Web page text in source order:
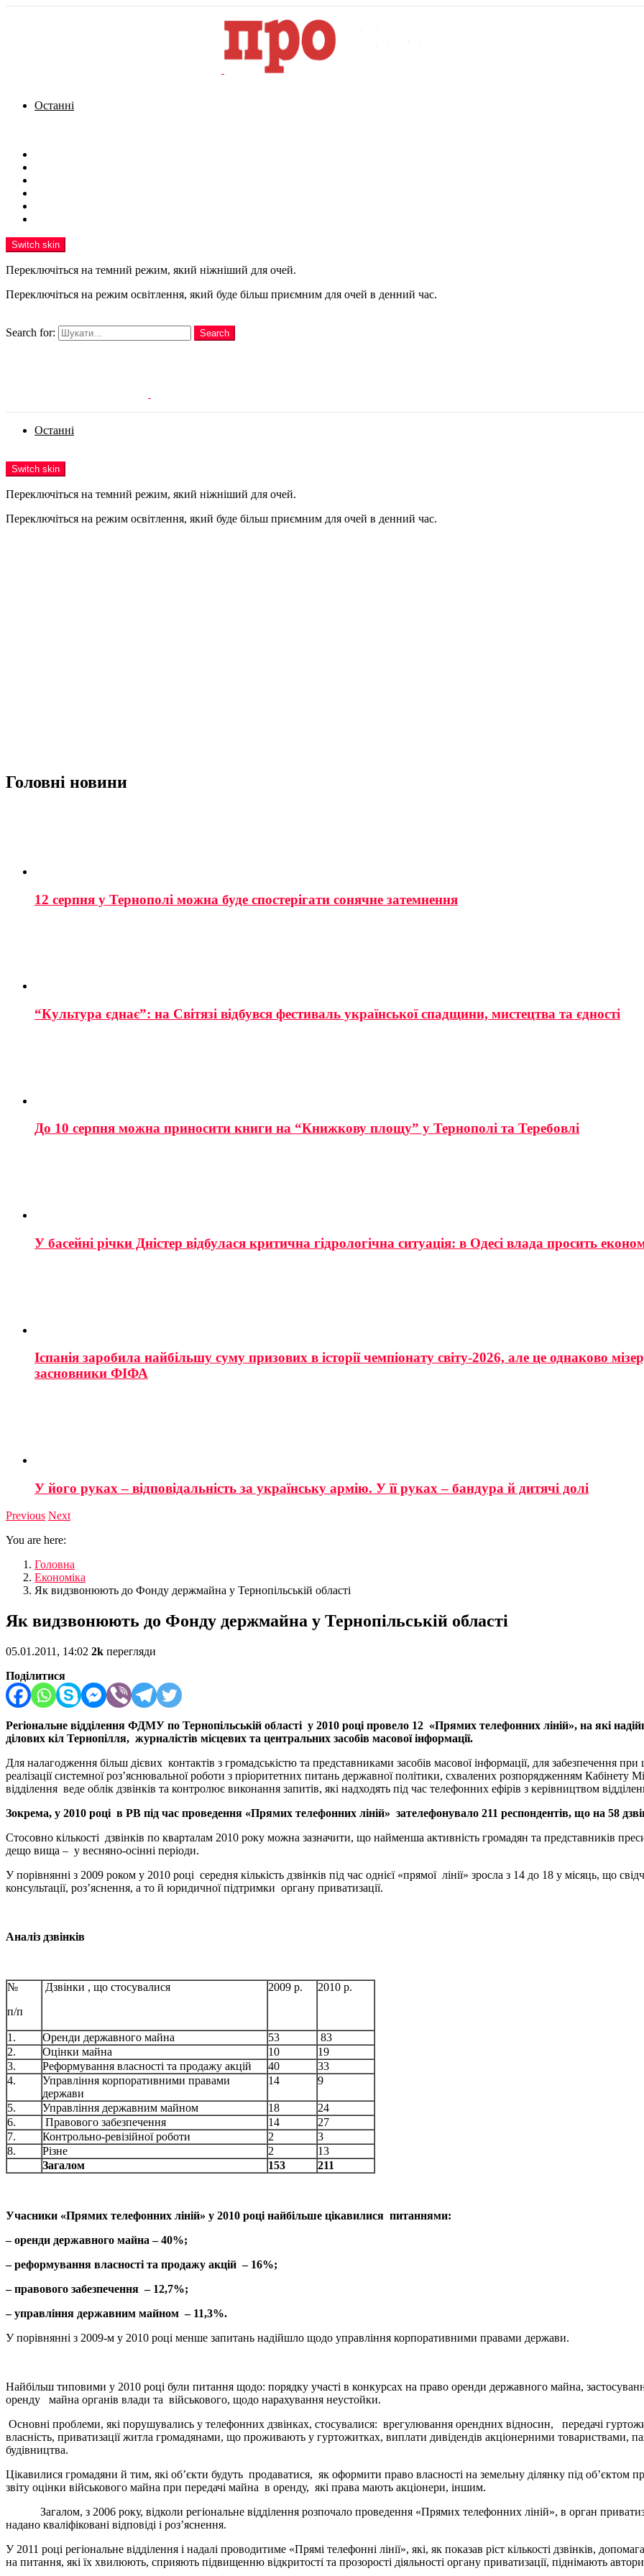
Останні
Switch skin
Переключіться на темний режим, який ніжніший для очей.
Переключіться на режим освітлення, який буде більш приємним для очей в денний час.
Search for:
Search
Останні
Switch skin
Переключіться на темний режим, який ніжніший для очей.
Переключіться на режим освітлення, який буде більш приємним для очей в денний час.
Головні новини
12 серпня у Тернополі можна буде спостерігати сонячне затемнення
“Культура єднає”: на Світязі відбувся фестиваль української спадщини, мистецтва та єдності
До 10 серпня можна приносити книги на “Книжкову площу” у Тернополі та Теребовлі
У басейні річки Дністер відбулася критична гідрологічна ситуація: в Одесі влада просить
Іспанія заробила найбільшу суму призових в історії чемпіонату світу-2026, але це однаково
засновники ФІФА
У його руках – відповідальність за українську армію. У її руках – бандура й дитячі долі
Previous Next
You are here:
Головна
Економіка
Як видзвонюють до Фонду держмайна у Тернопільській області
Як видзвонюють до Фонду держмайна у Тернопільській області
05.01.2011, 14:02 2k перегляди
Поділитися
Регіональне відділення ФДМУ по Тернопільській області у 2010 році провело 12 «Прямих телефонних ліній», на які
ділових кіл Тернопілля, журналістів місцевих та центральних засобів масової інформації.
Для налагодження більш дієвих контактів з громадськістю та представниками засобів масової інформації, для забезпечення
реалізації системної роз’яснювальної роботи з пріоритетних питань державної політики, схвалених розпорядженням Кабінету
відділення веде облік дзвінків та контролює виконання запитів, які надходять під час телефонних ефірів з керівництвом
Зокрема, у 2010 році в РВ під час проведення «Прямих телефонних ліній» зателефонувало 211 респондентів, що на 58
Стосовно кількості дзвінків по кварталам 2010 року можна зазначити, що найменша активність громадян та представників
дещо вища – у весняно-осінні періоди.
У порівнянні з 2009 роком у 2010 році середня кількість дзвінків під час однієї «прямої лінії» зросла з 14 до 18 у місяць, що
консультації, роз’яснення, а то й юридичної підтримки органу приватизації.
Аналіз дзвінків
№
п/п
Дзвінки , що стосувалися 2009 р. 2010 р.
1. Оренди державного майна 53
83
2.
Оцінки майна 10
19
3.
Реформування власності та продажу акцій 40
33
4.
Управління корпоративними правами
держави
14 9
5. Управління державним майном 18
24
6.
Правового забезпечення 14
27
7.
Контрольно-ревізійної роботи 2
3
8.
Різне 2
13
Загалом
153 211
Учасники «Прямих телефонних ліній» у 2010 році найбільше цікавилися питаннями:
– оренди державного майна – 40%;
– реформування власності та продажу акцій – 16%;
– правового забезпечення – 12,7%;
– управління державним майном – 11,3%.
У порівнянні з 2009-м у 2010 році менше запитань надійшло щодо управління корпоративними правами держави.
Найбільш типовими у 2010 році були питання щодо: порядку участі в конкурсах на право оренди державного майна,
оренду майна органів влади та військового, щодо нарахування неустойки.
Основні проблеми, які порушувались у телефонних дзвінках, стосувалися: врегулювання орендних відносин, передачі
власність, приватизації житла громадянами, що проживають у гуртожитках, виплати дивідендів акціонерними товариствами,
будівництва.
Цікавилися громадяни й тим, які об’єкти будуть продаватися, як оформити право власності на земельну ділянку під об’єктом
звіту оцінки військового майна при передачі майна в оренду, які права мають акціонери, іншим.
Загалом, з 2006 року, відколи регіональне відділення розпочало проведення «Прямих телефонних ліній», в орган
надано кваліфіковані відповіді і роз’яснення.
У 2011 році регіональне відділення і надалі проводитиме «Прямі телефонні лінії», які, як показав ріст кількості дзвінків,
на питання, які їх хвилюють, сприяють підвищенню відкритості та прозорості діяльності органу приватизації, піднімають